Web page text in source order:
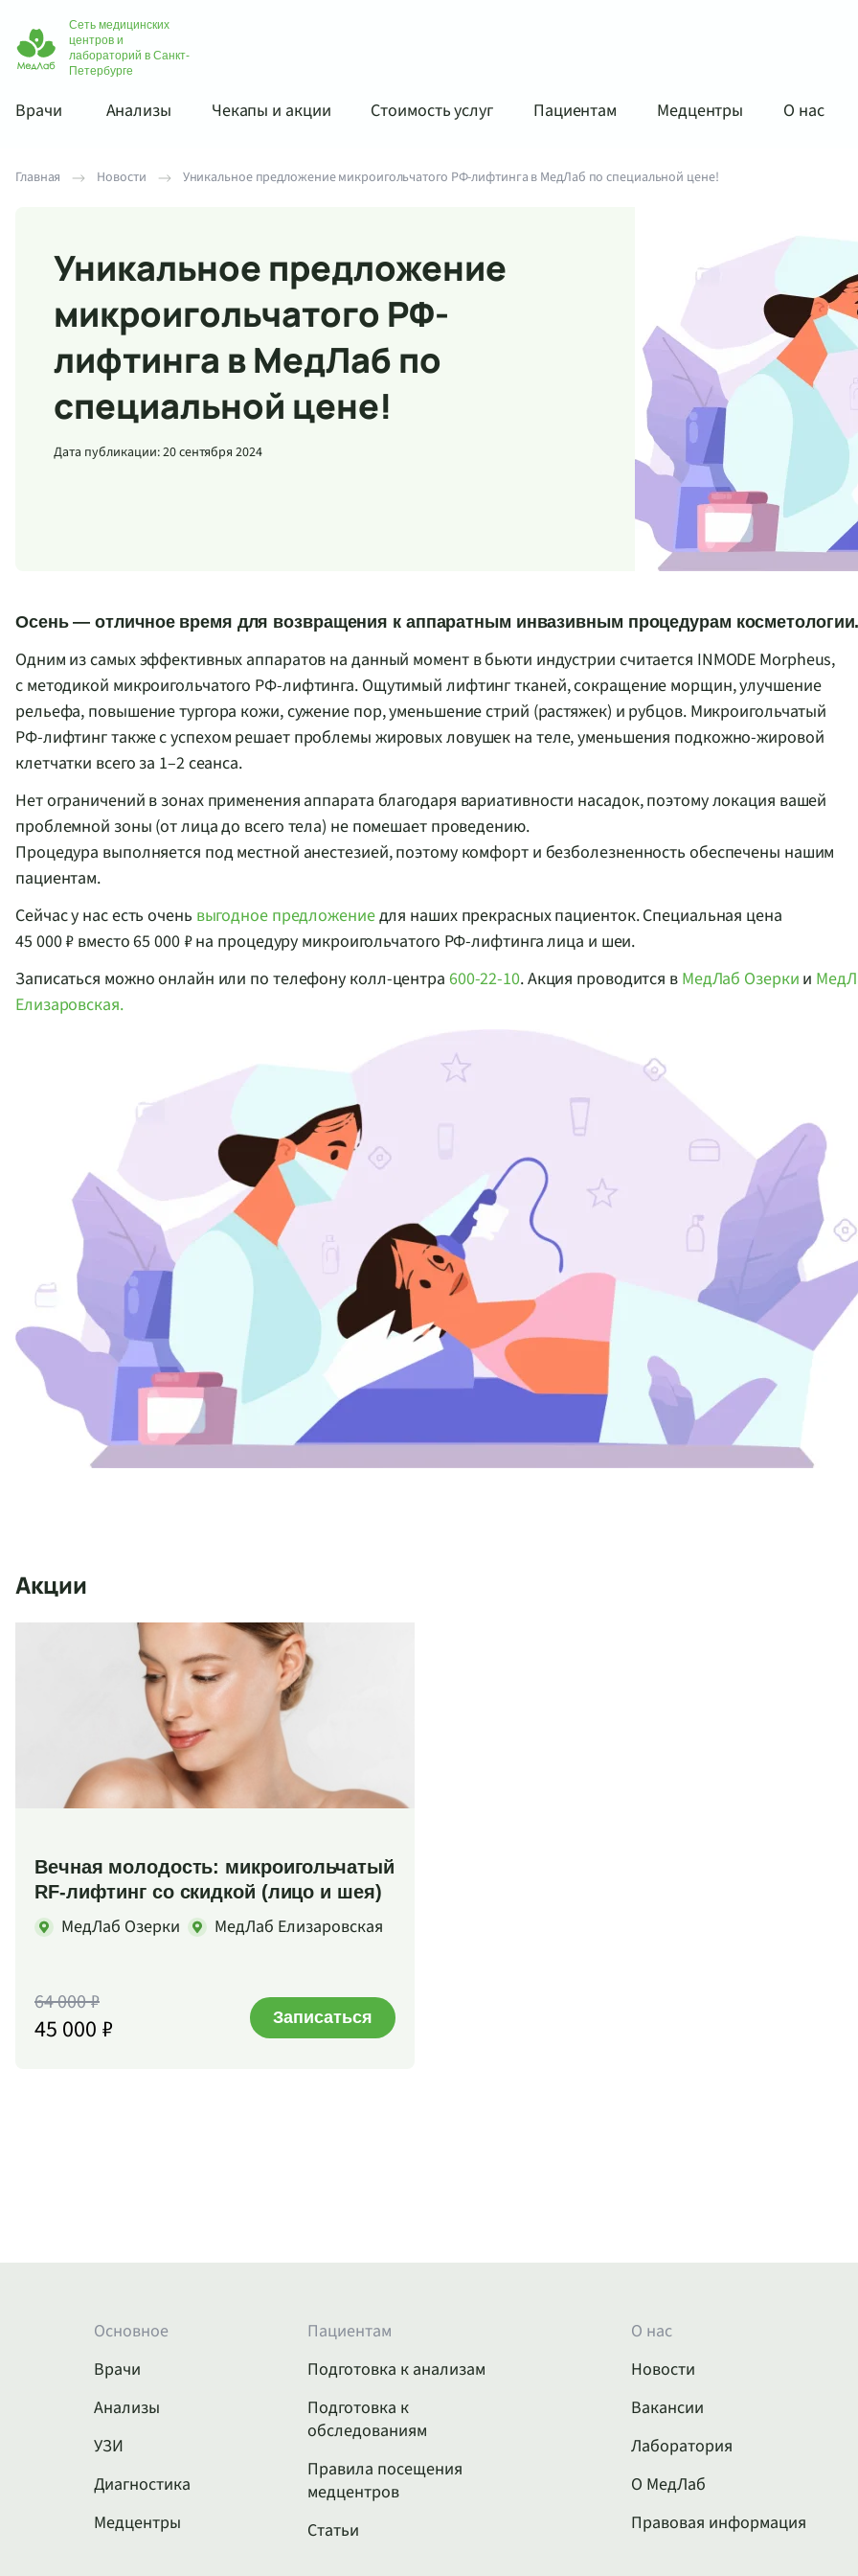
Сеть медицинских
центров и
лабораторий в Санкт-
Петербурге
Врачи Анализы Чекапы и акции Стоимость услуг Пациентам Медцентры О нас
Главная Новости Уникальное предложение микроигольчатого РФ-лифтинга в МедЛаб по специальной цене!
Уникальное предложение
микроигольчатого РФ-
лифтинга в МедЛаб по
специальной цене!
Дата публикации: 20 сентября 2024
Осень — отличное время для возвращения к аппаратным инвазивным процедурам
Одним из самых эффективных аппаратов на данный момент в бьюти индустрии считается INMODE Morpheus,
с методикой микроигольчатого РФ-лифтинга. Ощутимый лифтинг тканей, сокращение морщин, улучшение
рельефа, повышение тургора кожи, сужение пор, уменьшение стрий (растяжек) и рубцов. Микроигольчатый
РФ-лифтингтакже с успехом решает проблемы жировых ловушек на теле, уменьшения подкожно-жировой
клетчатки всего за 1–2 сеанса.
Нет ограничений в зонах применения аппарата благодаря вариативности насадок, поэтому локация вашей
проблемной зоны (от лица до всего тела) не помешает проведению.
Процедура выполняется под местной анестезией, поэтому комфорт и безболезненность обеспечены нашим
пациентам.
Сейчас у нас есть очень выгодное предложениедля наших прекрасных пациенток. Специальная цена
45 000 ₽ вместо 65 000 ₽ на процедуру микроигольчатого РФ-лифтингалица и шеи.
Записаться можно онлайн или по телефону колл-центра 600-22-10. Акция проводится в МедЛаб Озерки и
Елизаровская.
Акции
Вечная молодость: микроигольчатый
RF-лифтинг со скидкой (лицо и шея)
МедЛаб Озерки МедЛаб Елизаровская
64 000 ₽
45 000 ₽ Записаться
Основное
Врачи
Анализы
УЗИ
Диагностика
Медцентры
Пациентам
Подготовка к анализам
Подготовка к
обследованиям
Правила посещения
медцентров
Статьи
О нас
Новости
Вакансии
Лаборатория
О МедЛаб
Правовая информация